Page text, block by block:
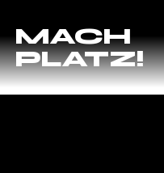
MACH
PLATZ!